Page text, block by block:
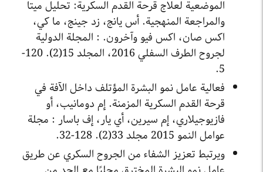
الموضعية لعلاج قرحة القدم السكرية: تحليل ميتا
والمراجعة المنهجية. أس يانج، زد جينج، ما كي،
اكس صان، اكس فيو وآخرون. : المجلة الدولية
لجروح الطرف السفلي 2016، المجلد 15(2). 120-
5.
فعالية عامل نمو البشرة المؤتلف داخل الآفة في
قرحة القدم السكرية المزمنة. إم دومانيب، أو
فازيوجيلاري، إم سيرين، أي يار، إف باسار : مجلة
عوامل النمو 2015 مجلد 33(2). 128-32.
ويرتبط تعزيز الشفاء من الجروح السكري عن طريق